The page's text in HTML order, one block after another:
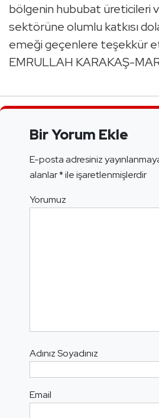
bölgenin hububat üreticileri
sektörüne olumlu katkısı
emeği geçenlere teşekkür
EMRULLAH KARAKAŞ-
Bir Yorum Ekle
E-posta adresiniz
alanlar*ile işaretlenmişlerdir
Yorumuz
Adınız Soyadınız
Email